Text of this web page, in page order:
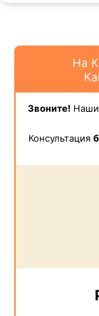
На
Звоните!Наши
Консультация